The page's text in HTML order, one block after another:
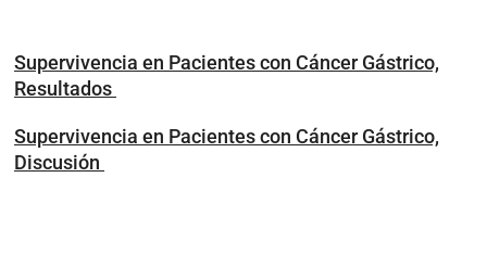
Supervivencia en Pacientes con Cáncer Gástrico,
Resultados
Supervivencia en Pacientes con Cáncer Gástrico,
Discusión